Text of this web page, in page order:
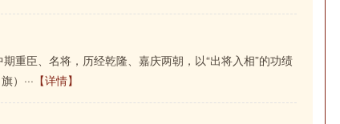
重臣、名将，历经乾隆、嘉庆两朝，以“出将入相”的功绩
）··· 【详情】